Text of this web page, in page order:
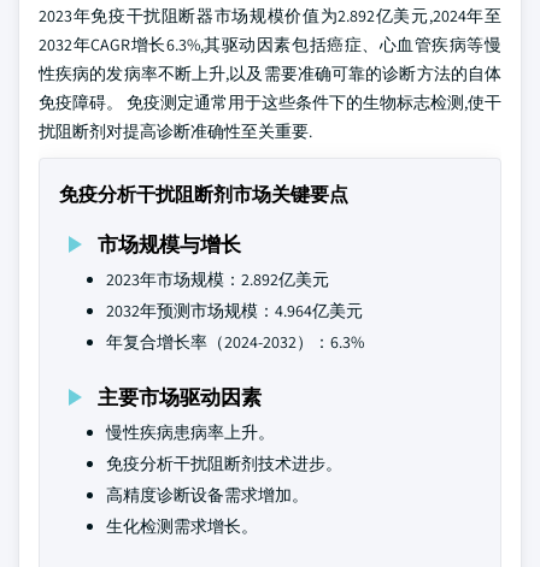
2023年免疫干扰阻断器市场规模价值为2.892亿美元,2024年至
2032年CAGR增长6.3%,其驱动因素包括癌症、心血管疾病等慢
性疾病的发病率不断上升,以及需要准确可靠的诊断方法的自体
免疫障碍。 免疫测定通常用于这些条件下的生物标志检测,使干
扰阻断剂对提高诊断准确性至关重要.
免疫分析干扰阻断剂市场关键要点
市场规模与增长
2023年市场规模：2.892亿美元
2032年预测市场规模：4.964亿美元
年复合增长率（2024-2032）：6.3%
主要市场驱动因素
慢性疾病患病率上升。
免疫分析干扰阻断剂技术进步。
高精度诊断设备需求增加。
生化检测需求增长。